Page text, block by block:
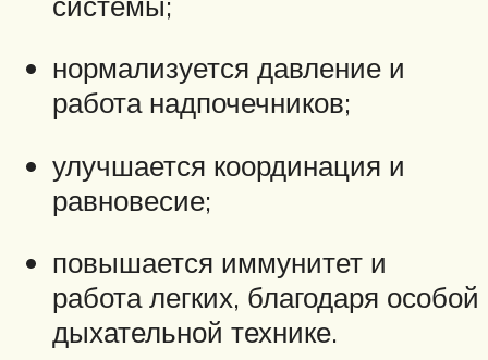
нормализуется давление и
работа надпочечников;
улучшается координация и
равновесие;
повышается иммунитет и
работа легких, благодаря особой
дыхательной технике.